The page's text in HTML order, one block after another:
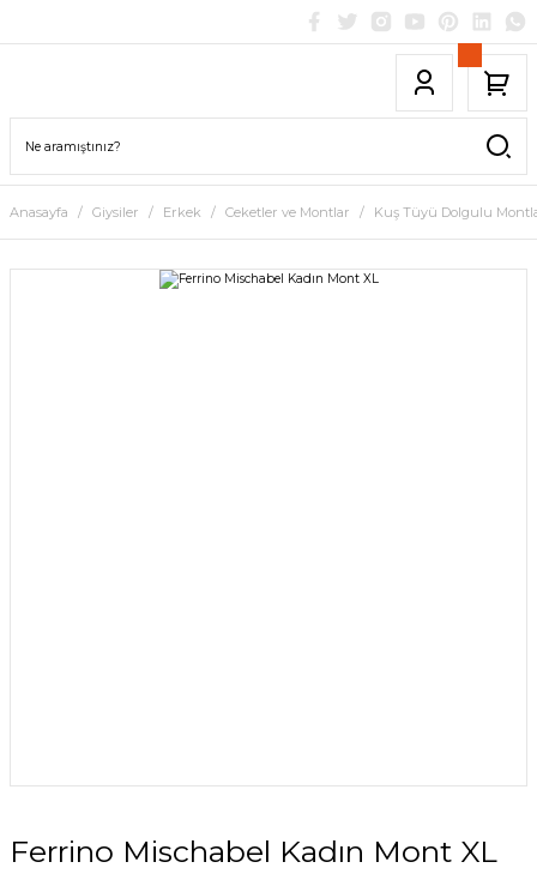
Anasayfa Giysiler Erkek Ceketler ve Montlar Kuş Tüyü Dolgulu
Ferrino Mischabel Kadın Mont XL